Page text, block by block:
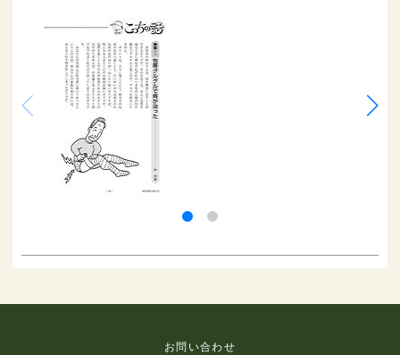
お問い合わせ